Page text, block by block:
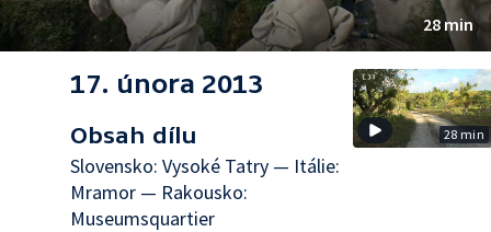
28 min
17. února 2013
Obsah dílu
Slovensko: Vysoké Tatry — Itálie:
Mramor — Rakousko:
Museumsquartier
28 min